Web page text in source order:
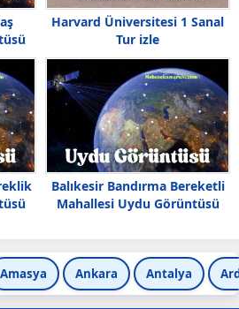
Harvard Üniversitesi 1 Sanal
Tur izle
Balıkesir Bandırma Bereketli
Mahallesi Uydu Görüntüsü
Amasya Ankara Antalya